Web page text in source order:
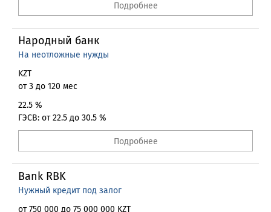
Подробнее
Народный банк
На неотложные нужды
KZT
от 3 до 120 мес
22.5 %
ГЭСВ: от 22.5 до 30.5 %
Подробнее
Bank RBK
Нужный кредит под залог
от 750 000 до 75 000 000 KZT